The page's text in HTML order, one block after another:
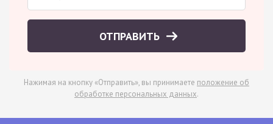
ОТПРАВИТЬ
Нажимая на кнопку «Отправить», вы принимаете положение об
обработке персональных данных.